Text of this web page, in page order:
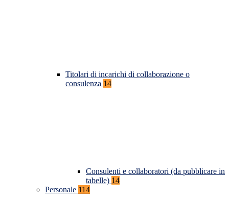
Titolari di incarichi di collaborazione o
consulenza 14
Consulenti e collaboratori (da pubblicare in
tabelle) 14
Personale 114